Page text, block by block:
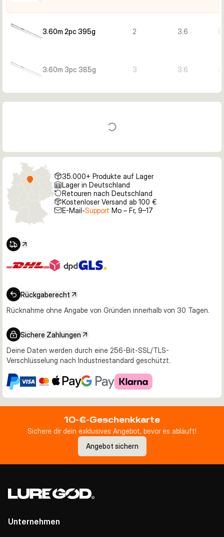
3.60m 2pc 395g 2 3.6
3.60m 3pc 385g 3 3.6
35.000+ Produkte auf Lager
Lager in Deutschland
Retouren nach Deutschland
Kostenloser Versand ab 100 €
E-Mail-Support Mo – Fr, 9–17
Rückgaberecht
Rücknahme ohne Angabe von Gründen innerhalb von 30 Tagen.
Sichere Zahlungen
Deine Daten werden durch eine 256-Bit-SSL/TLS-
Verschlüsselung nach Industriestandard geschützt.
10-€-Geschenkkarte
Sichere dir dein exklusives Angebot, bevor es abläuft!
Angebot sichern
Unternehmen